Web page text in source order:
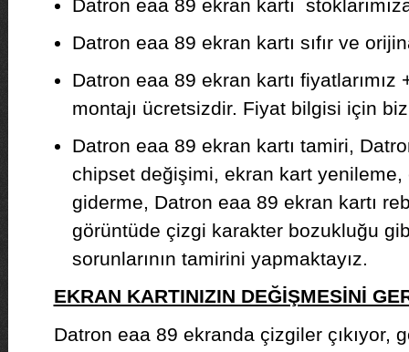
Datron eaa 89 ekran kartı
Datron eaa 89 ekran kartı sıfır ve
Datron eaa 89 ekran kartı fiyatlarımız
montajı ücretsizdir. Fiyat bilgisi için
Datron eaa 89 ekran kartı tamiri,
chipset değişimi, ekran kart yenileme,
giderme, Datron eaa 89 ekran kartı
görüntüde çizgi karakter bozukluğu
sorunlarının tamirini yapmaktayız.
EKRAN KARTINIZIN DEĞİŞMESİNİ
Datron eaa 89 ekranda çizgiler çıkıyor,